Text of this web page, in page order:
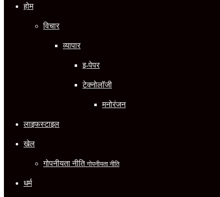
होम
विचार
व्यापार
इ-पेपर
टेक्नोलॉजी
मनोरंजन
लाइफस्टाइल
खेल
गोपनीयता नीतिगोपनीयता नीति
धर्म